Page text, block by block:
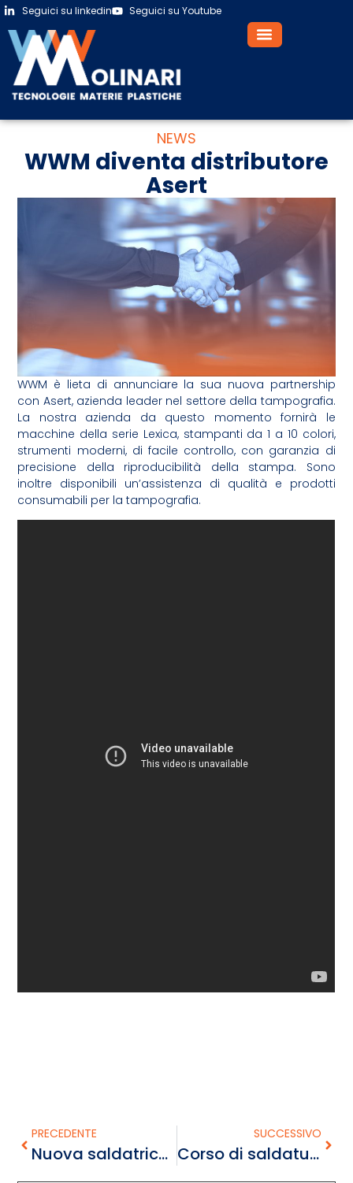
Seguici su linkedin Seguici su Youtube
NEWS
WWM diventa distributore
Asert
WWM è lieta di annunciare la sua nuova partnership
con Asert, azienda leader nel settore della tampografia.
La nostra azienda da questo momento fornirà le
macchine della serie Lexica, stampanti da 1 a 10 colori,
strumenti moderni, di facile controllo, con garanzia di
precisione della riproducibilità della stampa. Sono
inoltre disponibili un’assistenza di qualità e prodotti
consumabili per la tampografia.
PRECEDENTE
Nuova saldatrice idraulica WI-CNC 6.0
SUCCESSIVO
Corso di saldatura Dicembre 2019!